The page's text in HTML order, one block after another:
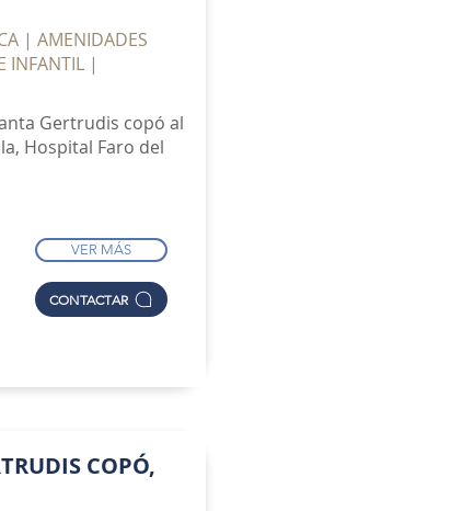
| AMENIDADES
INFANTIL |
Gertrudis copó al
Hospital Faro del
VER MÁS
CONTACTAR
COPÓ,